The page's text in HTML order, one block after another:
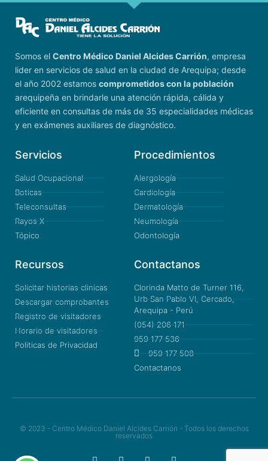
Somos el Centro Médico Daniel Alcides Carrión, empresa
lider en servicios de salud en la ciudad de Arequipa; desde
el año 2002 estamos comprometidos con la población
arequipeña en brindarle una atención rápida, cálida y
eficiente en consultas de más de 35 especialidades médicas
y en exámenes auxiliares de diagnóstico.
Servicios
Salud Ocupacional
Boticas
Teleconsultas
Rayos X
Tópico
Procedimientos
Alergología
Cardiología
Dermatología
Neumología
Odontología
Recursos
Solicitar historias clinicas
Descargar comprobantes
Registro de visitadores
Horario de visitadores
Politicas de Privacidad
Contactanos
Clorinda Matto de Turner 116,
Urb San Pablo VI, Cercado,
Arequipa - Perú
(054) 206 171
959 177 536
959 177 508
Contactanos
© 2023 - Centro Médico Daniel Alcides Carrión - Todos los derechos
reservados